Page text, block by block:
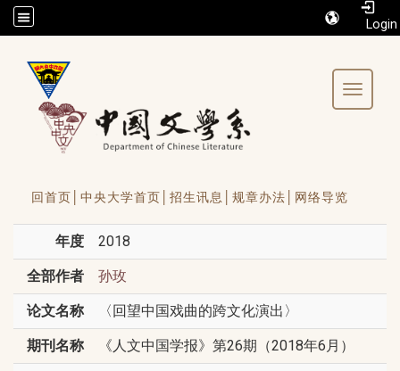
/accesskey"" title="Toolbar">:::
Toggle
回首页│ 中央大学首页│ 招生讯息│ 规章办法│ 网络导览
年度 2018
全部作者 孙玫
论文名称 〈回望中国戏曲的跨文化演出〉
期刊名称 《人文中国学报》第26期（2018年6月）